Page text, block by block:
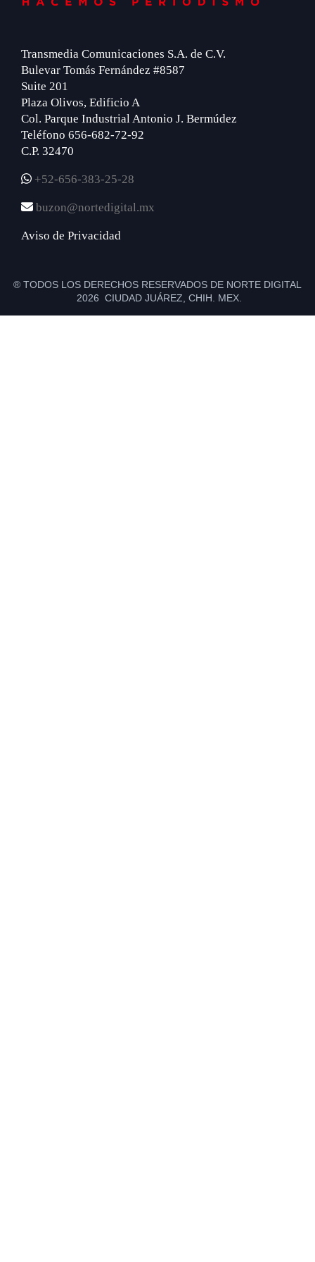
Transmedia Comunicaciones S.A. de C.V.
Bulevar Tomás Fernández #8587
Suite 201
Plaza Olivos, Edificio A
Col. Parque Industrial Antonio J. Bermúdez
Teléfono 656-682-72-92
C.P. 32470
+52-656-383-25-28
buzon@nortedigital.mx
Aviso de Privacidad
® TODOS LOS DERECHOS RESERVADOS DE NORTE DIGITAL
2026 CIUDAD JUÁREZ, CHIH. MEX.